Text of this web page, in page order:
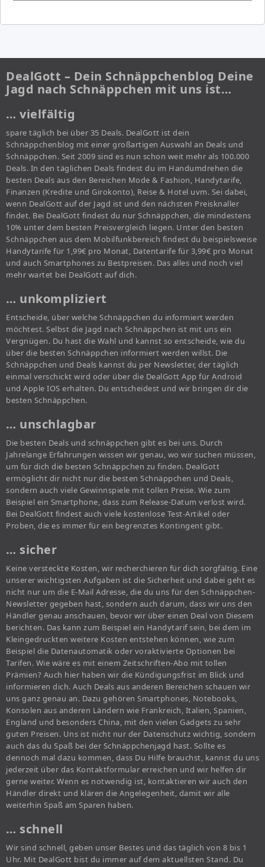
DealGott – Dein Schnäppchenblog Deine
Jagd nach Schnäppchen mit uns ist…
… vielfältig
spare täglich bei über 35 Deals. DealGott ist dein
Schnäppchenblog mit einer großartigen Auswahl an Deals und
Schnäppchen. Seit 2009 sind es nun schon weit mehr als 100.000
Deals. In den täglichen Deals findest du im Handumdrehen die
besten Deals aus den Bereichen Mode & Fashion, Handytarife,
Finanzen (Kredite und Girokonto), Reise & Hotel uvm. Sei dabei,
wenn DealGott auf der Jagd ist und den nächsten Preisknaller
findet. Bei DealGott findest du nur Schnäppchen, die mindestens
10% unter dem besten Preisvergleich liegen. Unter den besten
Schnäppchen aus dem Mobilfunkbereich findest du beispielsweise
Handytarife für 1,99€ pro Monat, Datentarife für 3,99€ pro Monat
und auch Smartphones zu Bestpreisen. Das alles und noch viel
mehr wartet bei DealGott auf dich.
… unkompliziert
Entscheide, über welche Schnäppchen du informiert werden
möchtest. Selbst die Jagd nach Schnäppchen ist mit uns ein
Vergnügen. Du hast die Wahl und kannst so entscheide, wie du
über die besten Schnäppchen informiert werden willst. Die
Schnäppchen und Deals kannst du per Newsletter, der täglich
einmal verschickt wird oder über die DealGott App für Android
und Apple IOS erhalten. Du entscheidest und wir bringen dir die
besten Schnäppchen.
… unschlagbar
Die besten Deals und schnäppchen gibt es bei uns. Durch
Jahrelange Erfahrungen wissen wir genau, wo wir suchen müssen,
um für dich die besten Schnäppchen zu finden. DealGott
ermöglicht dir nicht nur die besten Schnäppchen und Deals,
sondern auch viele Gewinnspiele mit tollen Preise. Wie zum
Beispiel ein Smartphone, dass zum Release-Datum verlost wird.
Bei DealGott findest auch viele kostenlose Test-Artikel oder
Proben, die es immer für ein begrenztes Kontingent gibt.
… sicher
Keine versteckte Kosten, wir recherchieren für dich sorgfältig. Eine
unserer wichtigsten Aufgaben ist die Sicherheit und dabei geht es
nicht nur um die E-Mail Adresse, die du uns für den Schnäppchen-
Newsletter gegeben hast, sondern auch darum, dass wir uns den
Händler genau anschauen, bevor wir über einen Deal von Diesem
berichten. Das kann zum Beispiel ein Handytarif sein, bei dem im
Kleingedruckten weitere Kosten entstehen können, wie zum
Beispiel die Datenautomatik oder voraktivierte Optionen bei
Tarifen. Wie wäre es mit einem Zeitschriften-Abo mit tollen
Prämien? Auch hier haben wir die Kündigungsfrist im Blick und
informieren dich. Auch Deals aus anderen Bereichen schauen wir
uns ganz genau an. Dazu gehören Smartphones, Notebooks,
Konsolen aus anderen Ländern wie Frankreich, Italien, Spanien,
England und besonders China, mit den vielen Gadgets zu sehr
guten Preisen. Uns ist nicht nur der Datenschutz wichtig, sondern
auch das du Spaß bei der Schnäppchenjagd hast. Sollte es
dennoch mal dazu kommen, dass Du Hilfe brauchst, kannst du uns
jederzeit über das Kontaktformular erreichen und wir helfen dir
gerne weiter. Wenn es notwendig ist, kontaktieren wir auch den
Händler direkt und klären die Angelegenheit, damit wir alle
weiterhin Spaß am Sparen haben.
… schnell
Wir sind schnell, geben unser Bestes und das täglich von 8 bis 1
Uhr. Mit DealGott bist du immer auf dem aktuellsten Stand. Du